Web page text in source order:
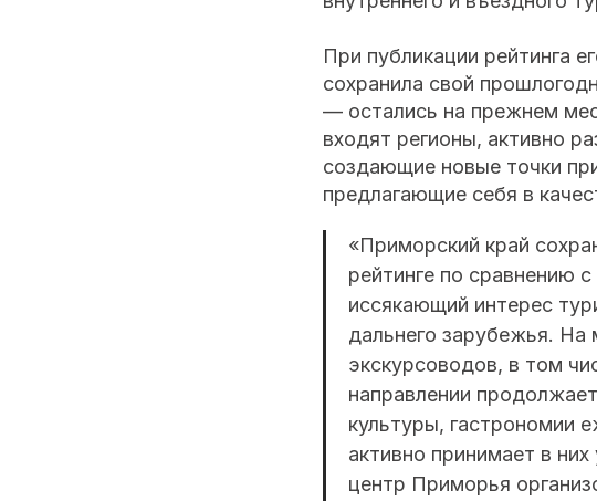
При публикации рейтинга
сохранила свой
— остались на прежнем
входят регионы, активно
создающие новые точки
предлагающие себя в
«Приморский край
рейтинге по сравнению
иссякающий интерес
дальнего зарубежья.
экскурсоводов, в том
направлении
культуры, гастрономии
активно принимает в
центр Приморья